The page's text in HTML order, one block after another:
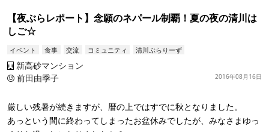
【夜ぶらレポート】念願のネパール制覇！夏の夜の清川は
しご☆
イベント 食事 交流 コミュニティ 清川ぶらりーず
新高砂マンション
前田由季子
2016年08月16日
厳しい残暑が続きますが、暦の上ではすでに秋となりました。
あっという間に終わってしまったお盆休みでしたが、みなさまゆっ